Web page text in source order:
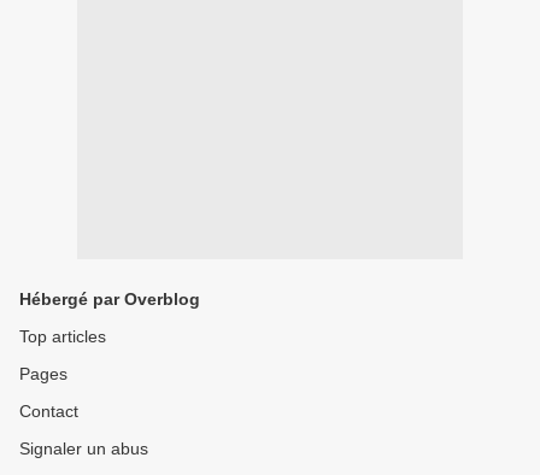
Hébergé par Overblog
Top articles
Pages
Contact
Signaler un abus